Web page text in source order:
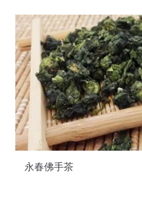
永春佛手茶